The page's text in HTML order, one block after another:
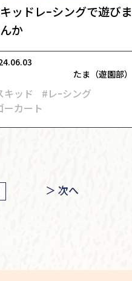
ッドレｰシングで遊びま
か
たま（遊園部）
キッド
#レｰシング
ーカート
＞ 次へ